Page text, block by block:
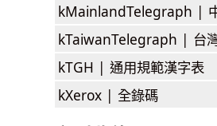
kMainlandTelegraph |
kTaiwanTelegraph | 台
kTGH | 通用規範漢字表
kXerox | 全錄碼